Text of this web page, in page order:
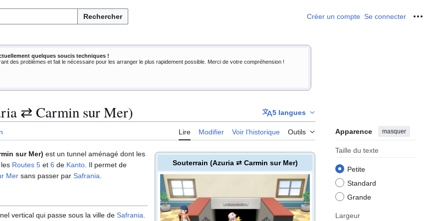
Rechercher Créer un compte Se connecter Outils
quelques soucis techniques !
des problèmes et fait le nécessaire pour les arranger le plus rapidement possible. Merci de votre compréhension !
⇄ Carmin sur Mer) 5 langues
Lire Modifier Voir l’historique Outils Apparence masquer
Taille du texte
Petite
Standard
Grande
Largeur
Souterrain (Azuria ⇄ Carmin sur Mer)
sur Mer) est un tunnel aménagé dont les
Routes 5 et 6 de Kanto . Il permet de
Mer sans passer par Safrania
vertical qui passe sous la ville de Safrania